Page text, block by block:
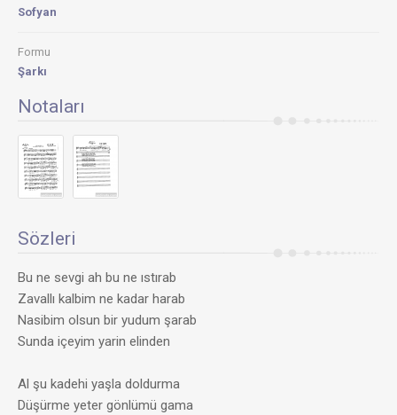
Sofyan
Formu
Şarkı
Notaları
Sözleri
Bu ne sevgi ah bu ne ıstırab
Zavallı kalbim ne kadar harab
Nasibim olsun bir yudum şarab
Sunda içeyim yarin elinden
Al şu kadehi yaşla doldurma
Düşürme yeter gönlümü gama